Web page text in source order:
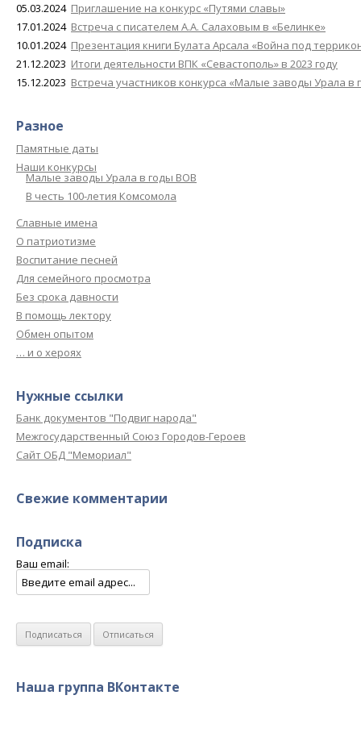
05.03.2024 Приглашение на конкурс «Путями славы»
17.01.2024 Встреча с писателем А.А. Салаховым в «Белинке»
10.01.2024 Презентация книги Булата Арсала «Война под
21.12.2023 Итоги деятельности ВПК «Севастополь» в 2023 году
15.12.2023 Встреча участников конкурса «Малые заводы Урала в
Разное
Памятные даты
Наши конкурсы
Малые заводы Урала в годы ВОВ
В честь 100-летия Комсомола
Славные имена
О патриотизме
Воспитание песней
Для семейного просмотра
Без срока давности
В помощь лектору
Обмен опытом
… и о хероях
Нужные ссылки
Банк документов "Подвиг народа"
Межгосударственный Союз Городов-Героев
Сайт ОБД "Мемориал"
Свежие комментарии
Подписка
Ваш email:
Наша группа ВКонтакте